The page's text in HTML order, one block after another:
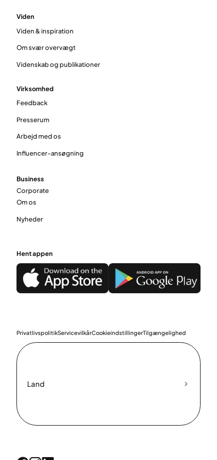
Viden
Viden & inspiration
Om svær overvægt
Videnskab og publikationer
Virksomhed
Feedback
Presserum
Arbejd med os
Influencer-ansøgning
Business
Corporate
Om os
Nyheder
Hent appen
PrivatlivspolitikServicevilkårCookieindstillingerTilgængelighed
Land